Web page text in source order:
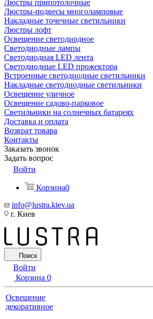
Люстры припотолочные
Люстры-подвесы многоламповые
Накладные точечные светильники
Люстры лофт
Освещение светодиодное
Светодиодные лампы
Светодиодная LED лента
Светодиодные LED прожектора
Встроенные светодиодные светильники
Накладные светодиодные светильники
Освещение уличное
Освещение садово-парковое
Светильники на солнечных батареях
Доставка и оплата
Возврат товара
Контакты
Заказать звонок
Задать вопрос
Войти
Корзина0
info@lustra.kiev.ua
г. Киев
Поиск
Войти
Корзина 0
Освещение
декоративное